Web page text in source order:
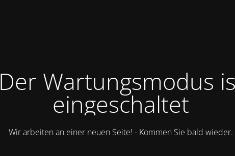
Der Wartungsmodus
eingeschaltet
Wir arbeiten an einer neuen Seite! - Kommen Sie bald wieder.